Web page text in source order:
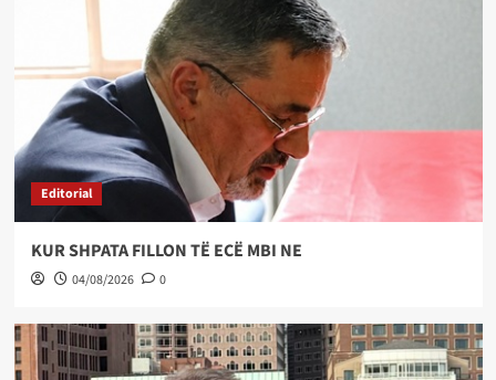
Editorial
KUR SHPATA FILLON TË ECË MBI NE
04/08/2026 0